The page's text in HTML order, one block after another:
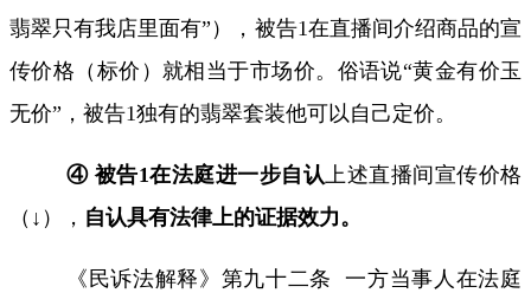
翡翠只有我店里面有”），被告1在直播间介绍商品的宣
传价格（标价）就相当于市场价。俗语说“黄金有价玉
无价”，被告1独有的翡翠套装他可以自己定价。
④ 被告1在法庭进一步自认 上述直播间宣传价格
（↓）
， 自认具有法律上的证据效力。
《民诉法解释》第九十二条
一方当事人在法庭